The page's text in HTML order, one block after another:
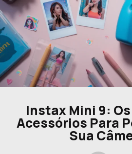
Instax Mini 9:
Acessórios Para
Sua